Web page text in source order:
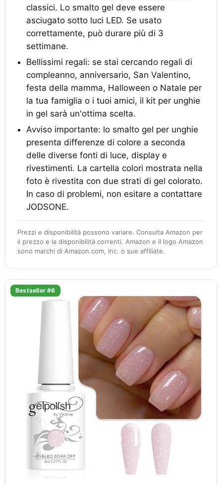
classici. Lo smalto gel deve essere
asciugato sotto luci LED. Se usato
correttamente, può durare più di 3
settimane.
Bellissimi regali: se stai cercando regali di
compleanno, anniversario, San Valentino,
festa della mamma, Halloween o Natale per
la tua famiglia o i tuoi amici, il kit per unghie
in gel sarà un'ottima scelta.
Avviso importante: lo smalto gel per unghie
presenta differenze di colore a seconda
delle diverse fonti di luce, display e
rivestimenti. La cartella colori mostrata nella
foto è rivestita con due strati di gel colorato.
In caso di problemi, non esitare a contattare
JODSONE.
Prezzi e disponibilità possono variare. Consulta Amazon per
il prezzo e la disponibilità correnti. Amazon e il logo Amazon
sono marchi di Amazon.com, Inc. o sue affiliate.
Bestseller #6